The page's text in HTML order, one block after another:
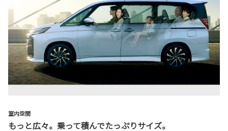
室内空間
もっと広々。乗って積んでたっぷりサイズ。